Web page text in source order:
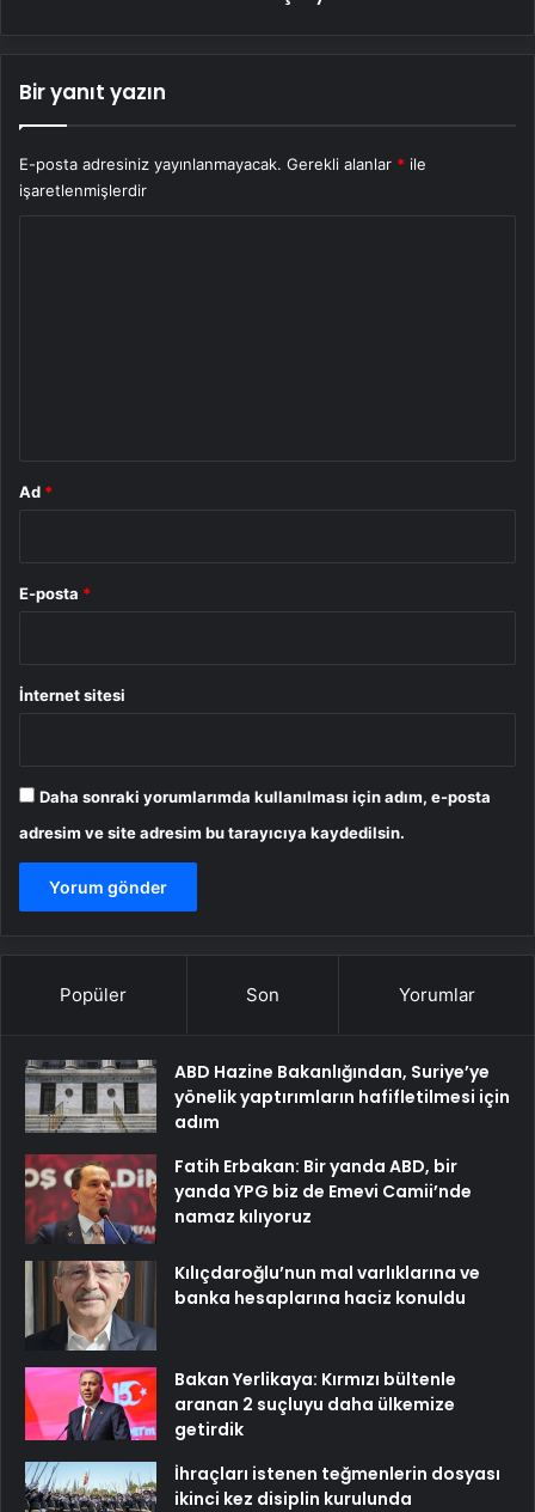
Bir yanıt yazın
E-posta adresiniz yayınlanmayacak. Gerekli alanlar * ile
işaretlenmişlerdir
Ad *
E-posta *
İnternet sitesi
Daha sonraki yorumlarımda kullanılması için adım, e-posta
adresim ve site adresim bu tarayıcıya kaydedilsin.
Popüler Son Yorumlar
ABD Hazine Bakanlığından, Suriye’ye
yönelik yaptırımların hafifletilmesi için
adım
Fatih Erbakan: Bir yanda ABD, bir
yanda YPG biz de Emevi Camii’nde
namaz kılıyoruz
Kılıçdaroğlu’nun mal varlıklarına ve
banka hesaplarına haciz konuldu
Bakan Yerlikaya: Kırmızı bültenle
aranan 2 suçluyu daha ülkemize
getirdik
İhraçları istenen teğmenlerin dosyası
ikinci kez disiplin kurulunda